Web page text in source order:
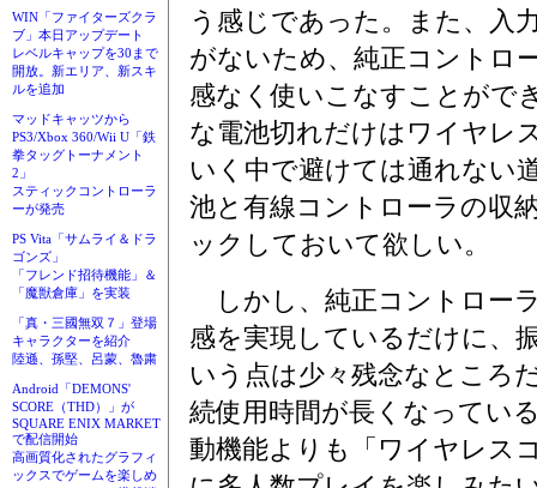
WIN「ファイターズクラ
ブ」本日アップデート
レベルキャップを30まで
開放。新エリア、新スキ
ルを追加
マッドキャッツから
PS3/Xbox 360/Wii U「鉄
拳タッグトーナメント
2」
スティックコントローラ
ーが発売
PS Vita「サムライ＆ドラ
ゴンズ」
「フレンド招待機能」＆
「魔獣倉庫」を実装
「真・三國無双７」登場
キャラクターを紹介
陸遜、孫堅、呂蒙、魯粛
Android「DEMONS'
SCORE（THD）」が
SQUARE ENIX MARKET
で配信開始
高画質化されたグラフィ
ックスでゲームを楽しめ
う感じであった。また、入
がないため、純正コントロ
感なく使いこなすことがで
な電池切れだけはワイヤレ
いく中で避けては通れない
池と有線コントローラの収
ックしておいて欲しい。
しかし、純正コントロー
感を実現しているだけに、
いう点は少々残念なところ
続使用時間が長くなって
動機能よりも「ワイヤレス